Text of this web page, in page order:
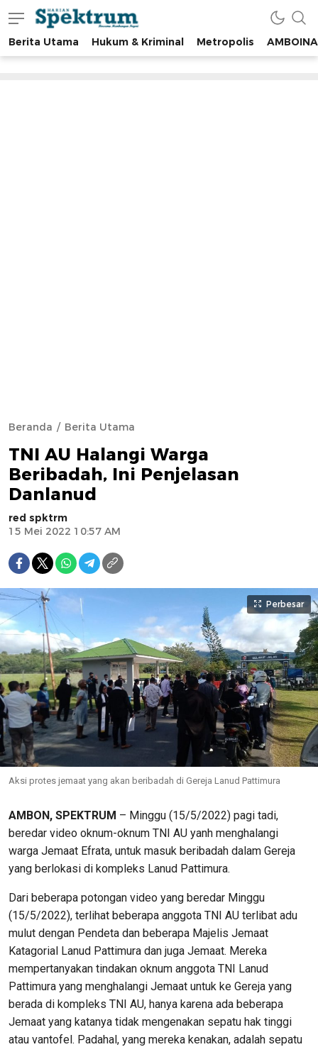
spektrumonline.com
Berita Utama Hukum & Kriminal Metropolis AMBOINA
Beranda Berita Utama
TNI AU Halangi Warga
Beribadah, Ini Penjelasan
Danlanud
red spktrm
15 Mei 2022 10:57 AM
Perbesar
Aksi protes jemaat yang akan beribadah di Gereja Lanud Pattimura
AMBON, SPEKTRUM – Minggu (15/5/2022) pagi tadi,
beredar video oknum-oknum TNI AU yanh menghalangi
warga Jemaat Efrata, untuk masuk beribadah dalam Gereja
yang berlokasi di kompleks Lanud Pattimura.
Dari beberapa potongan video yang beredar Minggu
(15/5/2022), terlihat beberapa anggota TNI AU terlibat adu
mulut dengan Pendeta dan beberapa Majelis Jemaat
Katagorial Lanud Pattimura dan juga Jemaat. Mereka
mempertanyakan tindakan oknum anggota TNI Lanud
Pattimura yang menghalangi Jemaat untuk ke Gereja yang
berada di kompleks TNI AU, hanya karena ada beberapa
Jemaat yang katanya tidak mengenakan sepatu hak tinggi
atau vantofel. Padahal, yang mereka kenakan, adalah sepatu